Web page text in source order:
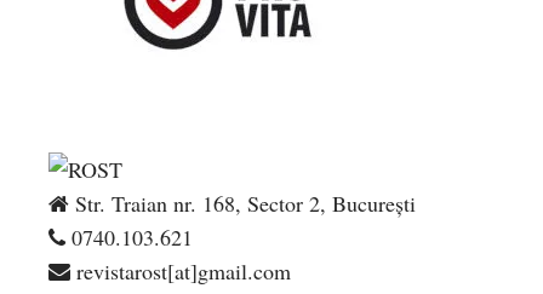
Str. Traian nr. 168, Sector 2, București
0740.103.621
revistarost[at]gmail.com